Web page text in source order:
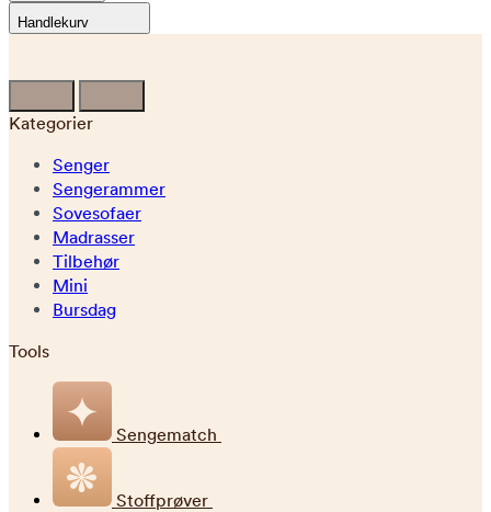
Handlekurv
Kategorier
Senger
Sengerammer
Sovesofaer
Madrasser
Tilbehør
Mini
Bursdag
Tools
Sengematch
Stoffprøver